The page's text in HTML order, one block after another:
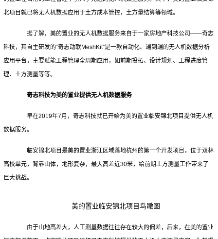
北项目就已将无人机数据应用于土方成本管控，土方量结算等领域。
据了解，美的置业的无人机数据服务来自于一家房地产科技公司——奇志
科技，其自主研发的“奇志动联MeshKit”是一款自动化、端到端的无人机数据分析
应用平台，主要赋能工程管理全周期应用，如前期投拓、设计规划、工程进度管
理、土方测量等等。
奇志科技为美的置业提供无人机数据服务
早在2019年7月，奇志科技就已开始为美的置业临安锦北项目提供无人机
数据服务。
临安锦北项目是美的置业浙江区域落地杭州的第一个开发项目，位于双林
高校单元，背靠山体，地形复杂，最大高差近30米，给前期土方测量工作带来了
巨大挑战。
美的置业临安锦北项目鸟瞰图
由于山地高差大，人工测量数据往往存在较大的偏差，后来，在美的置业